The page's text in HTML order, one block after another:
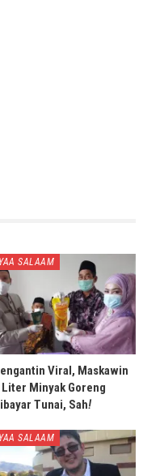
YAA SALAAM
Viral, Maskawin
Liter Minyak Goreng
Tunai, Sah!
YAA SALAAM